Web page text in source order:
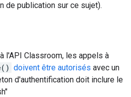
de publication sur ce sujet).
l'API Classroom, les appels à
doivent être autorisés avec un
d'authentification doit inclure le